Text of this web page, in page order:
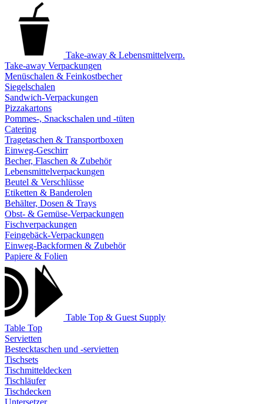
Take-away & Lebensmittelverp.
Take-away Verpackungen
Menüschalen & Feinkostbecher
Siegelschalen
Sandwich-Verpackungen
Pizzakartons
Pommes-, Snackschalen und -tüten
Catering
Tragetaschen & Transportboxen
Einweg-Geschirr
Becher, Flaschen & Zubehör
Lebensmittelverpackungen
Beutel & Verschlüsse
Etiketten & Banderolen
Behälter, Dosen & Trays
Obst- & Gemüse-Verpackungen
Fischverpackungen
Feingebäck-Verpackungen
Einweg-Backformen & Zubehör
Papiere & Folien
Table Top & Guest Supply
Table Top
Servietten
Bestecktaschen und -servietten
Tischsets
Tischmitteldecken
Tischläufer
Tischdecken